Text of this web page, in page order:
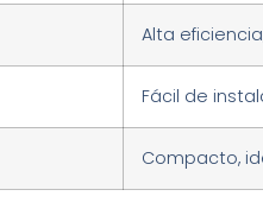
Alta
Fácil de
Compacto,